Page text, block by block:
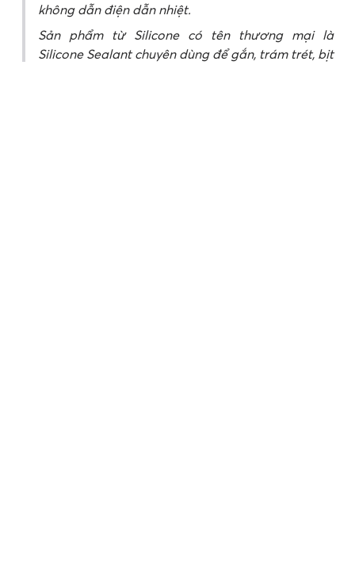
không dẫn điện dẫn nhiệt.
Sản phẩm từ Silicone có tên thương mại là
Silicone Sealant chuyên dùng để gắn, trám trét, bịt